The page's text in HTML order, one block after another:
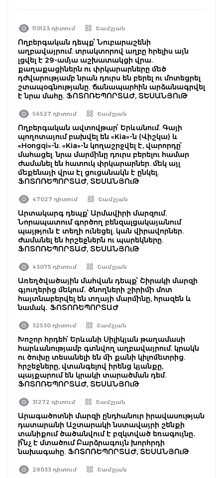
110123 դիտում Շամշյան
Ողբերգական դեպք՝ Նուբարաշենի
աղբավայրում. տրակտորով աղբը հրելիս այն
լցվել է 29-ամյա աշխատակցի վրա.
քաղաքացիներն ու փրկարարները մեծ
դժվարությամբ նրան դուրս են բերել ու մոտեցրել
շտապօգնությանը. ճանապարհին արձանագրվել
է նրա մահը. ՖՈՏՈՌԵՊՈՐՏԱԺ, ՏԵՍԱՆՅՈւԹ
56527 դիտում Շամշյան
Ողբերգական ավտովթար՝ Երևանում. Գայի
պողոտայում բախվել են «Kia»-ն (Վիշկա) և
«Hongqi»-ն. «Kia»-ն կողաշրջվել է, վարորդը՝
մահացել. նրա մարմինը դուրս բերելու համար
ժամանել են հատուկ փրկարարներ. մեկ այլ
մեքենայի վրա էլ ցուցանակն է ընկել.
ՖՈՏՈՌԵՊՈՐՏԱԺ, ՏԵՍԱՆՅՈւԹ
47027 դիտում Շամշյան
Արտակարգ դեպք՝ Արմավիրի մարզում.
Նորապատում գործող բենզալցակայանում
պայթյուն է տեղի ունեցել. կան վիրավորներ.
ժամանել են հրշեջներն ու պարեկները.
ՖՈՏՈՌԵՊՈՐՏԱԺ, ՏԵՍԱՆՅՈւԹ
43075 դիտում Շամշյան
Առեղծվածային մահվան դեպք՝ Շիրակի մարզի
գյուղերից մեկում․ ծնողների շիրիմի մոտ
հայտնաբերվել են տղայի մարմինը, հրազեն և
նամակ․ ՖՈՏՈՌԵՊՈՐՏԱԺ
32530 դիտում Շամշյան
Խոշոր հրդեհ՝ Երևանի Սիլիկյան թաղամասի
հարևանությամբ գտնվող աղբավայրում. կրակն
ու ծուխը տեսանելի են մի քանի կիլոմետրից.
հրշեջները, վտանգելով իրենց կյանքը,
պայքարում են կրակի տարածման դեմ.
ՖՈՏՈՌԵՊՈՐՏԱԺ, ՏԵՍԱՆՅՈւԹ
31272 դիտում Շամշյան
Արագածոտնի մարզի ընդհանուր իրավասության
դատարանի Աշտարակի նստավայրի շենքի
տանիքում ծածանվում է բզկտված եռագույնը․
ի՞նչ է մտածում Բարձրագույն խորհրդի
նախագահը. ՖՈՏՈՌԵՊՈՐՏԱԺ, ՏԵՍԱՆՅՈւԹ
29033 դիտում Շամշյան